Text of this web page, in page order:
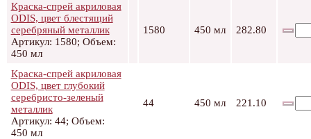
Краска-спрей акриловая
ODIS, цвет блестящий
серебряный металлик
Артикул: 1580; Объем:
450 мл
1580 450 мл 282.80
Краска-спрей акриловая
ODIS, цвет глубокий
серебристо-зеленый
металлик
Артикул: 44; Объем:
450 мл
44 450 мл 221.10